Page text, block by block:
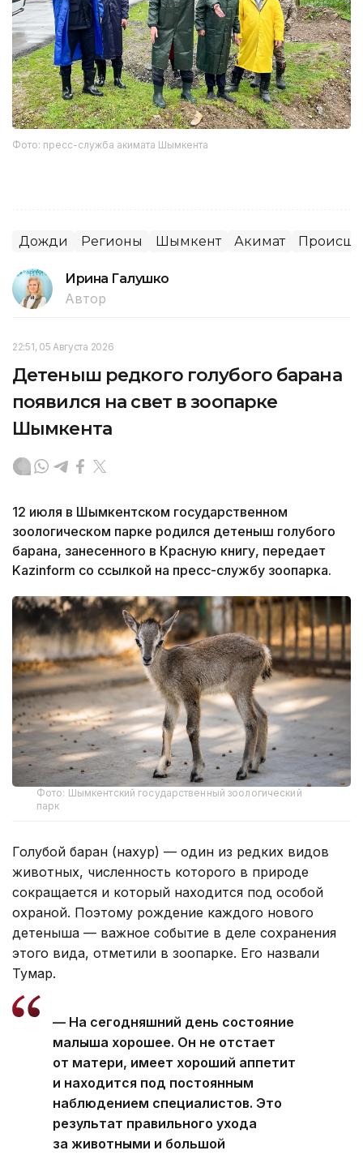
Фото: пресс-служба акимата Шымкента
Дожди Регионы Шымкент Акимат
Ирина Галушко
Автор
22:51, 05 Августа 2026
Детеныш редкого голубого барана
появился на свет в зоопарке
Шымкента
12 июля в Шымкентском государственном
зоологическом парке родился детеныш голубого
барана, занесенного в Красную книгу, передает
Kazinform со ссылкой на пресс-службу зоопарка.
Фото: Шымкентский государственный зоологический
парк
Голубой баран (нахур) — один из редких видов
животных, численность которого в природе
сокращается и который находится под особой
охраной. Поэтому рождение каждого нового
детеныша — важное событие в деле сохранения
этого вида, отметили в зоопарке. Его назвали
Тумар.
— На сегодняшний день состояние
малыша хорошее. Он не отстает
от матери, имеет хороший аппетит
и находится под постоянным
наблюдением специалистов. Это
результат правильного ухода
за животными и большой